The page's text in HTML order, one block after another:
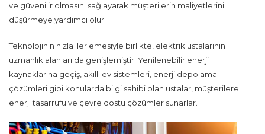
ve güvenilir olmasını sağlayarak müşterilerin maliyetlerini
düşürmeye yardımcı olur.
Teknolojinin hızla ilerlemesiyle birlikte, elektrik ustalarının
uzmanlık alanları da genişlemiştir. Yenilenebilir enerji
kaynaklarına geçiş, akıllı ev sistemleri, enerji depolama
çözümleri gibi konularda bilgi sahibi olan ustalar, müşterilere
enerji tasarrufu ve çevre dostu çözümler sunarlar.